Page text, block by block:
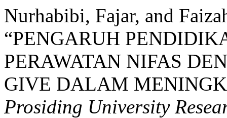
Nurhabibi, Fajar, and
“PENGARUH
PERAWATAN NIFAS
GIVE DALAM
Prosiding University